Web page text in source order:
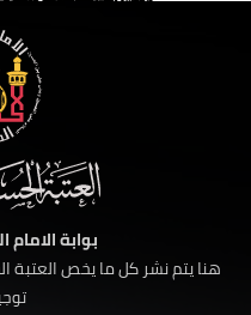
بوابة الامام
هنا يتم نشر كل ما يخص العتبة